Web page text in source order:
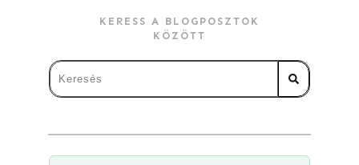
KERESS A BLOGPOSZTOK
KÖZÖTT